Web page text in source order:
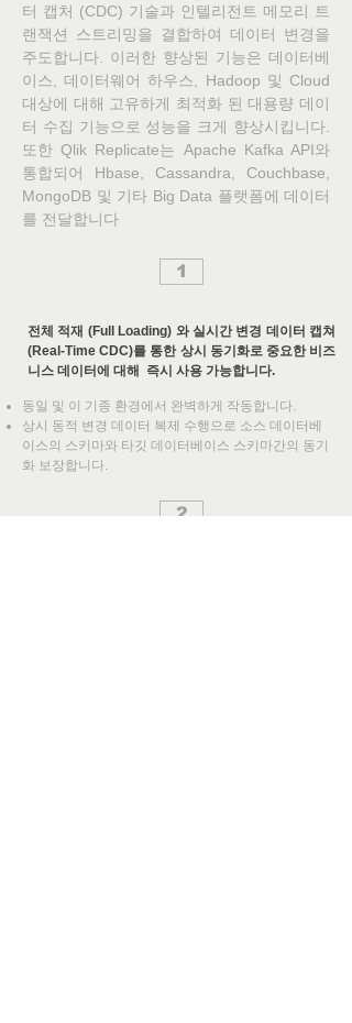
터 캡처 (CDC) 기술과 인텔리전트 메모리 트
랜잭션 스트리밍을 결합하여 데이터 변경을
주도합니다. 이러한 향상된 기능은 데이터베
이스, 데이터웨어 하우스, Hadoop 및 Cloud
대상에 대해 고유하게 최적화 된 대용량 데이
터 수집 기능으로 성능을 크게 향상시킵니다.
또한 Qlik Replicate는 Apache Kafka API와
통합되어 Hbase, Cassandra, Couchbase,
MongoDB 및 기타 Big Data 플랫폼에 데이터
를 전달합니다
1
전체 적재 (Full Loading) 와 실시간 변경 데이터 캡쳐
(Real-Time CDC)를 통한 상시 동기화로 중요한 비즈
니스 데이터에 대해 즉시 사용 가능합니다.
동일 및 이 기종 환경에서 완벽하게 작동합니다.
상시 동적 변경 데이터 복제 수행으로 소스 데이터베
이스의 스키마와 타깃 데이터베이스 스키마간의 동기
화 보장합니다.
2